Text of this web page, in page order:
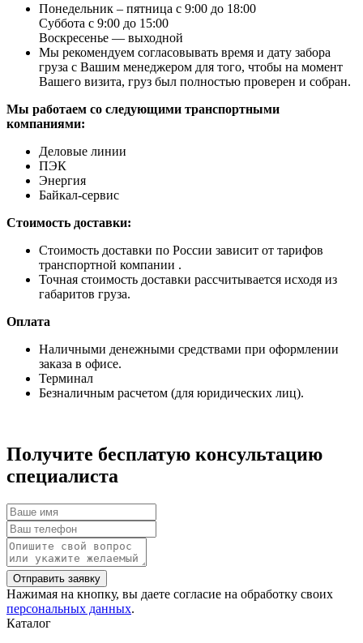
Понедельник – пятница с 9:00 до 18:00
Суббота с 9:00 до 15:00
Воскресенье — выходной
Мы рекомендуем согласовывать время и дату забора
груза с Вашим менеджером для того, чтобы на момент
Вашего визита, груз был полностью проверен и собран.
Мы работаем со следующими транспортными
компаниями:
Деловые линии
ПЭК
Энергия
Байкал-сервис
Стоимость доставки:
Стоимость доставки по России зависит от тарифов
транспортной компании .
Точная стоимость доставки рассчитывается исходя из
габаритов груза.
Оплата
Наличными денежными средствами при оформлении
заказа в офисе.
Терминал
Безналичным расчетом (для юридических лиц).
Получите бесплатую консультацию
специалиста
Нажимая на кнопку, вы даете согласие на обработку своих
персональных данных.
Каталог